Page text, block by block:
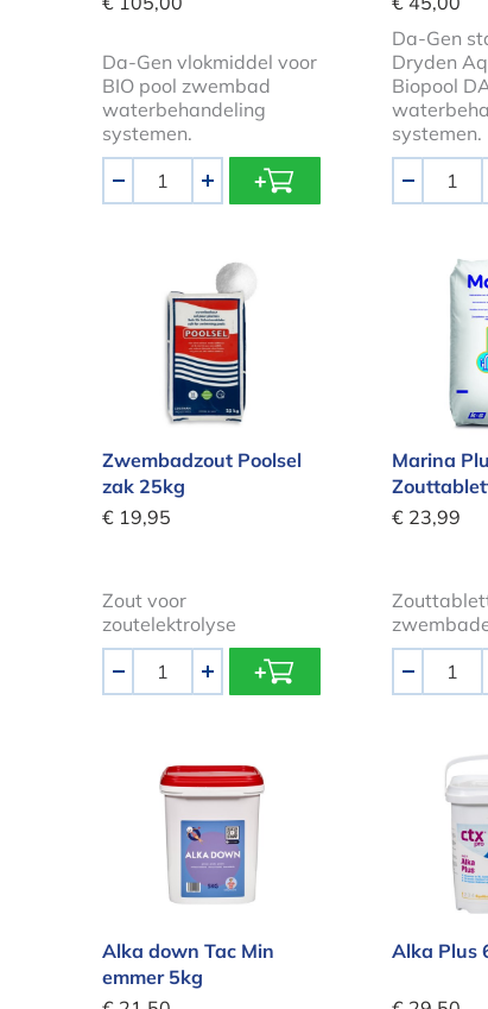
Da-Gen vlokmiddel voor
BIO pool zwembad
waterbehandeling
systemen.
+
Da-Gen
Dryden
Biopool
systemen.
Zwembadzout Poolsel zak 25kg
Zwembadzout Poolsel
zak 25kg
€ 19,95
Zout voor
zoutelektrolyse
+
Marina
€ 23,99
Alka down Tac Min emmer 5kg
Alka down Tac Min
emmer 5kg
Alka
Alka Plus